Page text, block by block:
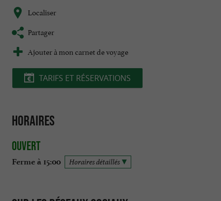
Localiser
Partager
Ajouter à mon carnet de voyage
TARIFS ET RÉSERVATIONS
Horaires
Ouvert
Ferme à 15:00 Horaires détaillés